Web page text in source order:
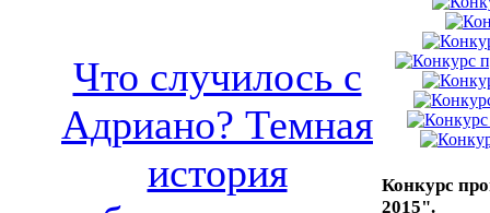
Что случилось с
Адриано? Темная
история
Конкурс
2015".